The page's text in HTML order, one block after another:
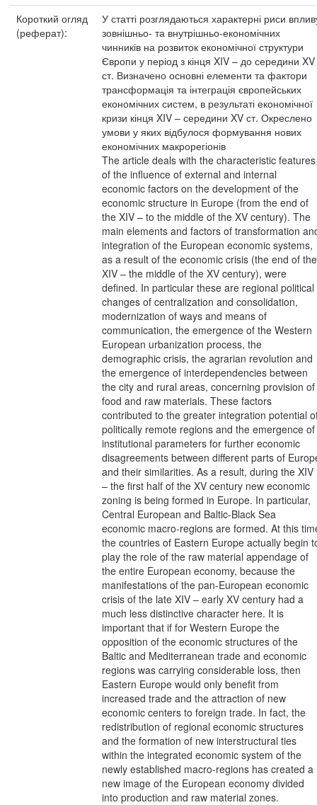
Короткий огляд
(реферат):
У статті розглядаються характерні риси
зовнішньо- та внутрішньо-економічних
чинників на розвиток економічної структури
Європи у період з кінця XIV – до середини XV
ст. Визначено основні елементи та фактори
трансформація та інтеграція європейських
економічних систем, в результаті економічної
кризи кінця XIV – середини XV ст. Окреслено
умови у яких відбулося формування нових
економічних макрорегіонів
The article deals with the characteristic features
of the influence of external and internal
economic factors on the development of the
economic structure in Europe (from the end of
the XIV – to the middle of the XV century). The
main elements and factors of transformation
integration of the European economic systems,
as a result of the economic crisis (the end of the
XIV – the middle of the XV century), were
defined. In particular these are regional political
changes of centralization and consolidation,
modernization of ways and means of
communication, the emergence of the Western
European urbanization process, the
demographic crisis, the agrarian revolution and
the emergence of interdependencies between
the city and rural areas, concerning provision of
food and raw materials. These factors
contributed to the greater integration potential
politically remote regions and the emergence of
institutional parameters for further economic
disagreements between different parts of
and their similarities. As a result, during the XIV
– the first half of the XV century new economic
zoning is being formed in Europe. In particular,
Central European and Baltic-Black Sea
economic macro-regions are formed. At this
the countries of Eastern Europe actually begin
play the role of the raw material appendage of
the entire European economy, because the
manifestations of the pan-European economic
crisis of the late XIV – early XV century had a
much less distinctive character here. It is
important that if for Western Europe the
opposition of the economic structures of the
Baltic and Mediterranean trade and economic
regions was carrying considerable loss, then
Eastern Europe would only benefit from
increased trade and the attraction of new
economic centers to foreign trade. In fact, the
redistribution of regional economic structures
and the formation of new interstructural ties
within the integrated economic system of the
newly established macro-regions has created a
new image of the European economy divided
into production and raw material zones.